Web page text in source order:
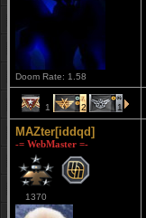
Doom Rate: 1.58
1 2 1
MAZter[iddqd]
-= WebMaster =-
1370